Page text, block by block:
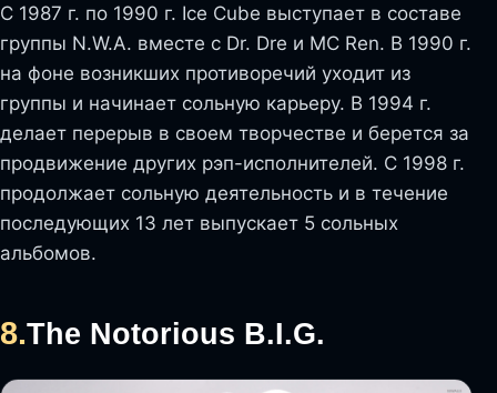
С 1987 г. по 1990 г. Ice Cube выступает в составе
группы N.W.A. вместе с Dr. Dre и MC Ren. В 1990 г.
на фоне возникших противоречий уходит из
группы и начинает сольную карьеру. В 1994 г.
делает перерыв в своем творчестве и берется за
продвижение других рэп-исполнителей. С 1998 г.
продолжает сольную деятельность и в течение
последующих 13 лет выпускает 5 сольных
альбомов.
8.The Notorious B.I.G.